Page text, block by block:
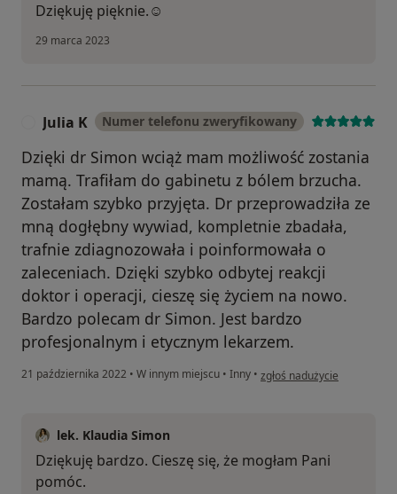
Dziękuję pięknie.☺️
29 marca 2023
Julia K Numer telefonu zweryfikowany
Dzięki dr Simon wciąż mam możliwość zostania
mamą. Trafiłam do gabinetu z bólem brzucha.
Zostałam szybko przyjęta. Dr przeprowadziła ze
mną dogłębny wywiad, kompletnie zbadała,
trafnie zdiagnozowała i poinformowała o
zaleceniach. Dzięki szybko odbytej reakcji
doktor i operacji, cieszę się życiem na nowo.
Bardzo polecam dr Simon. Jest bardzo
profesjonalnym i etycznym lekarzem.
21 października 2022 • W innym miejscu • Inny • w opinii użytkownika Julia K
zgłoś nadużycie
lek. Klaudia Simon
Dziękuję bardzo. Cieszę się, że mogłam Pani
pomóc.